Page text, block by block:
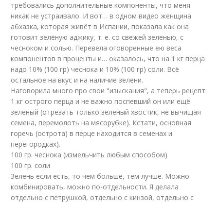
требовались дополнительные компоненты, что меня
никак не устраивало. И вот… в одномвидео женщина
абхазка, которая живёт в Испании, показала как она
готовит зелёную аджику, т. е. со свежей зеленью, с
чесноком и солью. Перевела оговоренные ею веса
компонентов в проценты и… оказалось, что на 1 кг перца
надо 10% (100 гр) чеснока и 10% (100 гр) соли. Всё
остальное на вкус и на наличие зелени.
Наговорила много про свои "изыскания", а теперь рецепт:
1 кг острого перца и не важно поспевший он или ещё
зелёный (отрезать только зелёный хвостик, не вычищая
семена, перемолоть на мясорубке). Кстати, основная
горечь (острота) в перце находится в семенах и
перегородках).
100 гр. чеснока (измельчить любым способом)
100 гр. соли
Зелень если есть, то чем больше, тем лучше. Можно
комбинировать, можно по-отдельности. Я делала
отдельно с петрушкой, отдельно с кинзой, отдельно с